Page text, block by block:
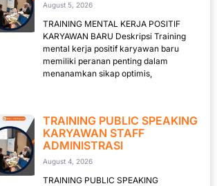
August 5, 2026
TRAINING MENTAL KERJA POSITIF
KARYAWAN BARU Deskripsi Training
mental kerja positif karyawan baru
memiliki peranan penting dalam
menanamkan sikap optimis,
TRAINING PUBLIC SPEAKING
KARYAWAN STAFF
ADMINISTRASI
August 4, 2026
TRAINING PUBLIC SPEAKING